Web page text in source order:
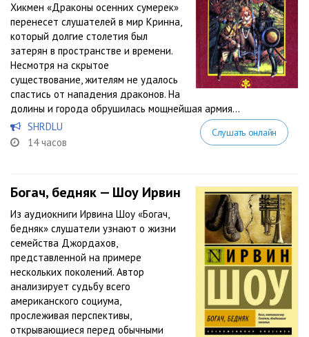
Хикмен «Драконы осенних сумерек»
перенесет слушателей в мир Кринна,
который долгие столетия был
затерян в пространстве и времени.
Несмотря на скрытое
существование, жителям не удалось
спастись от нападения драконов. На
долины и города обрушилась мощнейшая армия...
SHRDLU
14 часов
Слушать онлайн
Богач, бедняк — Шоу Ирвин
Из аудиокниги Ирвина Шоу «Богач,
бедняк» слушатели узнают о жизни
семейства Джордахов,
представленной на примере
нескольких поколений. Автор
анализирует судьбу всего
американского социума,
прослеживая перспективы,
открывающиеся перед обычными